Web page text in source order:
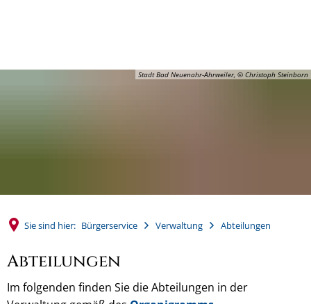
Stadt Bad Neuenahr-Ahrweiler, © Christoph Steinborn
Sie sind hier: Bürgerservice Verwaltung Abteilungen
Abteilungen
Im folgenden finden Sie die Abteilungen in der